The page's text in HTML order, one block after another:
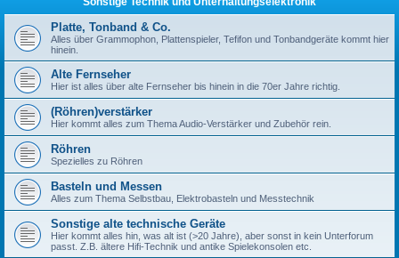
Platte, Tonband & Co.
Alles über Grammophon, Plattenspieler, Tefifon und Tonbandgeräte kommt hier
hinein.
Alte Fernseher
Hier ist alles über alte Fernseher bis hinein in die 70er Jahre richtig.
(Röhren)verstärker
Hier kommt alles zum Thema Audio-Verstärker und Zubehör rein.
Röhren
Spezielles zu Röhren
Basteln und Messen
Alles zum Thema Selbstbau, Elektrobasteln und Messtechnik
Sonstige alte technische Geräte
Hier kommt alles hin, was alt ist (>20 Jahre), aber sonst in kein Unterforum
passt. Z.B. ältere Hifi-Technik und antike Spielekonsolen etc.